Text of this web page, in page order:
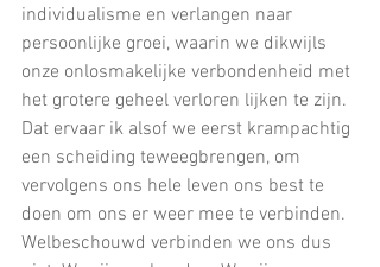
individualisme en verlangen naar
persoonlijke groei, waarin we dikwijls
onze onlosmakelijke verbondenheid met
het grotere geheel verloren lijken te zijn.
Dat ervaar ik alsof we eerst krampachtig
een scheiding teweegbrengen, om
vervolgens ons hele leven ons best te
doen om ons er weer mee te verbinden.
Welbeschouwd verbinden we ons dus